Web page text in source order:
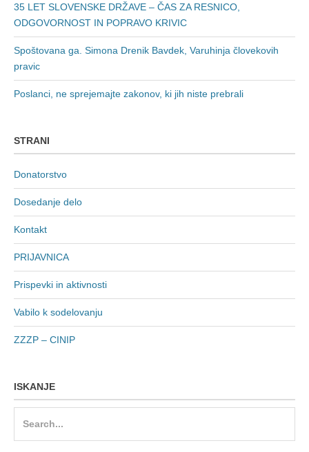
35 LET SLOVENSKE DRŽAVE – ČAS ZA RESNICO,
ODGOVORNOST IN POPRAVO KRIVIC
Spoštovana ga. Simona Drenik Bavdek, Varuhinja človekovih
pravic
Poslanci, ne sprejemajte zakonov, ki jih niste prebrali
STRANI
Donatorstvo
Dosedanje delo
Kontakt
PRIJAVNICA
Prispevki in aktivnosti
Vabilo k sodelovanju
ZZZP – CINIP
ISKANJE